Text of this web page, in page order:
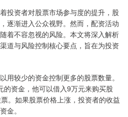
投资者对股票市场参与度的提升，股
逐渐进入公众视野。然而，配资活动
着不容忽视的风险。本文将深入解析
道与风险控制核心要点，旨在为投资
用较少的资金控制更多的股票数量。
的资金，他可以借入9万元来购买股
。如果股票价格上涨，投资者的收益
金。